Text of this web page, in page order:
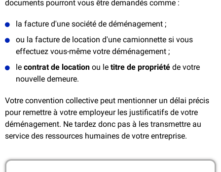
documents pourront vous être demandés comme :
la facture d'une société de déménagement ;
ou la facture de location d'une camionnette si vous
effectuez vous-même votre déménagement ;
le contrat de locationou le titre de propriétéde votre
nouvelle demeure.
Votre convention collective peut mentionner un délai précis
pour remettre à votre employeur les justificatifs de votre
déménagement. Ne tardez donc pas à les transmettre au
service des ressources humaines de votre entreprise.